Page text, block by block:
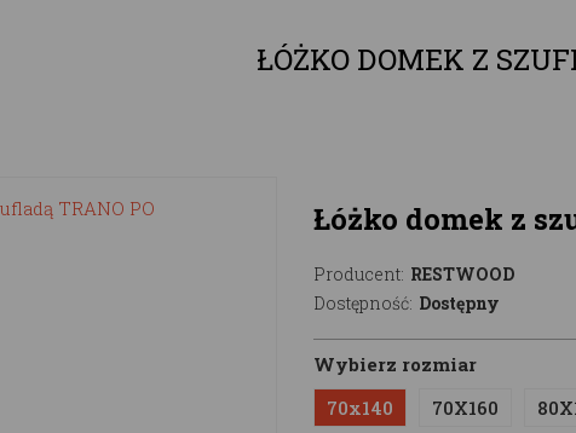
ŁÓŻKO DOMEK Z
Łóżko domek z
Producent: RESTWOOD
Dostępność: Dostępny
Wybierz rozmiar
70x140
70X160